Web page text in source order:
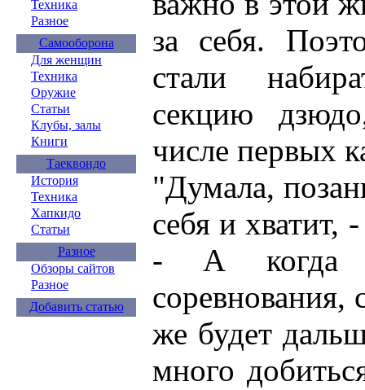
Техника
Разное
Самооборона
Для женщин
Техника
Оружие
Статьи
Клубы, залы
Книги
Таеквондо
История
Техника
Хапкидо
Статьи
Разное
Обзоры сайтов
Разное
Добавить статью
за себя.
стали
секцию
числе первых
"Думала,
себя и хватит,
- А когда
соревнования,
же будет
много